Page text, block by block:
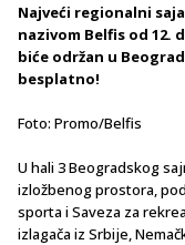
Najveći regionalni
nazivom Belfis od 12.
biće održan u
besplatno!
Foto: Promo/Belfis
U hali 3 Beogradskog
izložbenog prostora,
sporta i Saveza za
izlagača iz Srbije,